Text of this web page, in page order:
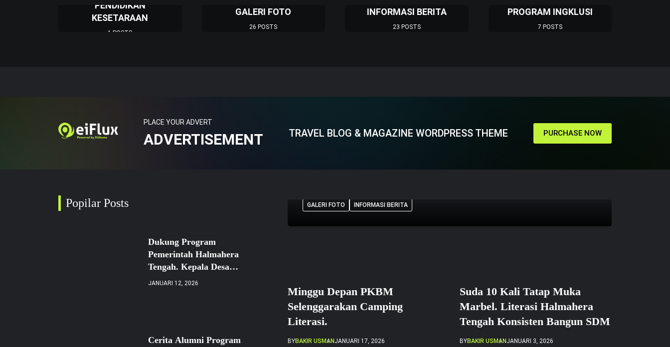
PENDIDIKAN
KESETARAAN
1 POSTS
GALERI FOTO
26 POSTS
INFORMASI BERITA
23 POSTS
PROGRAM INGKLUSI
7 POSTS
PLACE YOUR ADVERT
ADVERTISEMENT TRAVEL BLOG & MAGAZINE WORDPRESS THEME PURCHASE NOW
Popilar Posts
Dukung Program
Pemerintah Halmahera
Tengah. Kepala Desa
Sidanga Komitmen
JANUARI 12, 2026
Cerita Alumni Program
Nyala Literasi dari Jawa Tengah Hingga
niat sederhana: keinginan untuk berbagi. Keyakinan inilah yang terus dipegang oleh
mengemban amanah tugas di Kabupaten Halmahera Tengah, Provinsi Maluku Utara.
GALERI FOTO INFORMASI BERITA
Minggu Depan PKBM
Selenggarakan Camping
Literasi.
BYBAKIR USMAN JANUARI 17, 2026
Suda 10 Kali Tatap Muka
Marbel. Literasi Halmahera
Tengah Konsisten Bangun SDM
BYBAKIR USMAN JANUARI 3, 2026